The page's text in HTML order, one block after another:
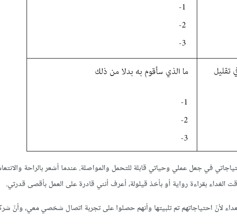
في جعل عملي وحياتي قابلة للتحمل والمواصلة. عندما أشعر بالراحة
بقراءة رواية أو بأخذ قيلولة، أعرف أنني قادرة على العمل بأقصى قدرتي.
لأنّ احتياجاتهم تم تلبيتها وأنهم حصلوا على تجربة اتصال شخصي معي، وأنّ